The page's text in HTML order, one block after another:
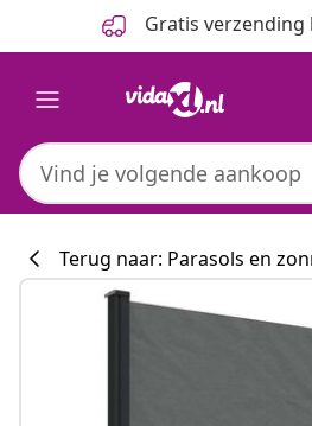
Gratis verzending
Terug naar: Parasols en